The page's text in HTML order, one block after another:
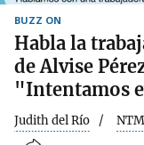
BUZZ ON
Habla la
de Alvise
"Intentamos
Judith del Río NTM